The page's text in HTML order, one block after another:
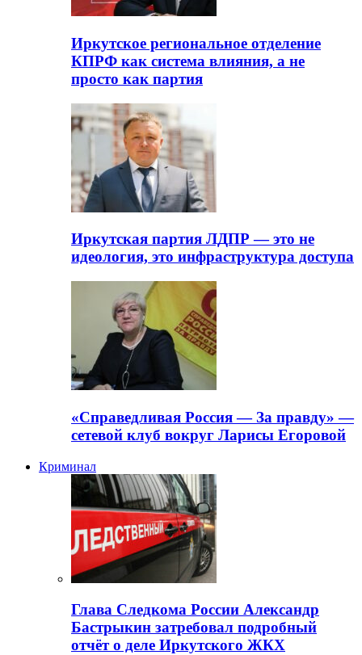
Иркутское региональное отделение
КПРФ как система влияния, а не
просто как партия
Иркутская партия ЛДПР — это не
идеология, это инфраструктура доступа
«Справедливая Россия — За правду» —
сетевой клуб вокруг Ларисы Егоровой
Криминал
Глава Следкома России Александр
Бастрыкин затребовал подробный
отчёт о деле Иркутского ЖКХ